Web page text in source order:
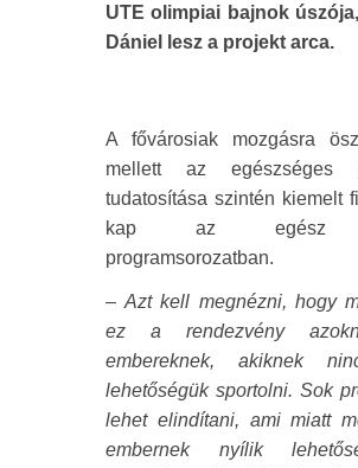
UTE olimpiai bajnok
Dániel lesz a projekt arca.
A fővárosiak mozgásra
mellett az egészséges
tudatosítása szintén kiemelt
kap az egész
programsorozatban.
–Azt kell megnézni, hogy
ez a rendezvény
embereknek, akiknek
lehetőségük sportolni. Sok
lehet elindítani, ami miatt
embernek nyílik